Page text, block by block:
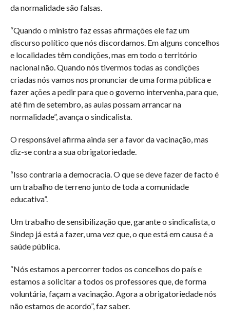
da normalidade são falsas.
“Quando o ministro faz essas afirmações ele faz um
discurso político que nós discordamos. Em alguns concelhos
e localidades têm condições, mas em todo o território
nacional não. Quando nós tivermos todas as condições
criadas nós vamos nos pronunciar de uma forma pública e
fazer ações a pedir para que o governo intervenha, para que,
até fim de setembro, as aulas possam arrancar na
normalidade”, avança o sindicalista.
O responsável afirma ainda ser a favor da vacinação, mas
diz-se contra a sua obrigatoriedade.
“Isso contraria a democracia. O que se deve fazer de facto é
um trabalho de terreno junto de toda a comunidade
educativa”.
Um trabalho de sensibilização que, garante o sindicalista, o
Sindep já está a fazer, uma vez que, o que está em causa é a
saúde pública.
“Nós estamos a percorrer todos os concelhos do país e
estamos a solicitar a todos os professores que, de forma
voluntária, façam a vacinação. Agora a obrigatoriedade nós
não estamos de acordo”, faz saber.